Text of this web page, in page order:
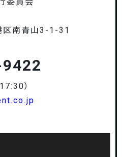
南青山3-1-31
）